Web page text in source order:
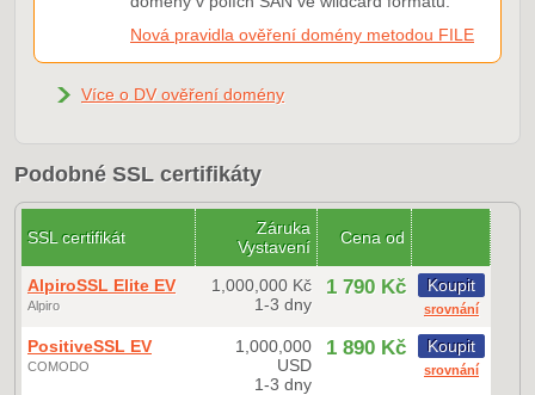
Nová pravidla ověření domény metodou FILE
Více o DV ověření domény
Podobné SSL certifikáty
SSL certifikát
Záruka
Vystavení
Cena od
AlpiroSSL Elite EV
Alpiro
1,000,000 Kč
1-3 dny
1 790 Kč Koupit
srovnání
PositiveSSL EV
COMODO
1,000,000
USD
1-3 dny
1 890 Kč Koupit
srovnání